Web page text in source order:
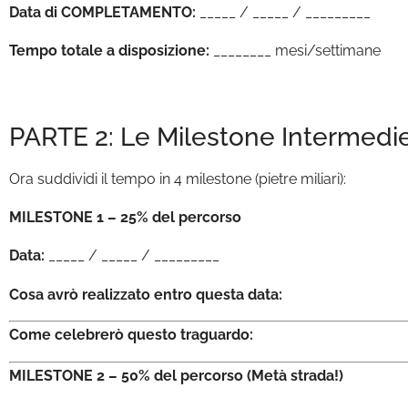
Data di COMPLETAMENTO: _____ / _____ / _________
Tempo totale a disposizione: ________ mesi/settimane
PARTE 2: Le Milestone
Ora suddividi il tempo in 4 milestone (pietre miliari):
MILESTONE 1 – 25% del percorso
Data: _____ / _____ / _________
Cosa avrò realizzato entro questa data:
Come celebrerò questo traguardo:
MILESTONE 2 – 50% del percorso (Metà strada!)